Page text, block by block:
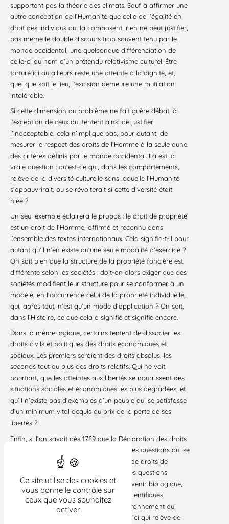
Ce site utilise des cookies et
vous donne le contrôle sur
ceux que vous souhaitez
activer
supportent pas la théorie des climats. Sauf à affirmer une
autre conception de l’Humanité que celle de l’égalité en
droit des individus qui la composent, rien ne peut justifier,
pas même le double discours trop souvent tenu par le
monde occidental, une quelconque différenciation de
celle-ci au nom d’un prétendu relativisme culturel. Être
torturé ici ou ailleurs reste une atteinte à la dignité, et,
quel que soit le lieu, l’excision demeure une mutilation
intolérable.
Si cette dimension du problème ne fait guère débat, à
l’exception de ceux qui tentent ainsi de justifier
l’inacceptable, cela n’implique pas, pour autant, de
mesurer le respect des droits de l’Homme à la seule aune
des critères définis par le monde occidental. Là est la
vraie question : qu’est-ce qui, dans les comportements,
relève de la diversité culturelle sans laquelle l’Humanité
s’appauvrirait, ou se révolterait si cette diversité était
niée ?
Un seul exemple éclairera le propos : le droit de propriété
est un droit de l’Homme, affirmé et reconnu dans
l’ensemble des textes internationaux. Cela signifie-t-il pour
autant qu’il n’en existe qu’une seule modalité d’exercice ?
On sait bien que la structure de la propriété foncière est
différente selon les sociétés : doit-on alors exiger que des
sociétés modifient leur structure pour se conformer à un
modèle, en l’occurrence celui de la propriété individuelle,
qui, après tout, n’est qu’un mode d’application ? On sait,
dans l’Histoire, ce que cela a signifié et signifie encore.
Dans la même logique, certains tentent de dissocier les
droits civils et politiques des droits économiques et
sociaux. Les premiers seraient des droits absolus, les
seconds tout au plus des droits relatifs. Qui ne voit,
pourtant, que les atteintes aux libertés se nourrissent des
situations sociales et économiques les plus dégradées, et
qu’il n’existe pas d’exemples d’un peuple qui se satisfasse
d’un minimum vital acquis au prix de la perte de ses
libertés ?
Enfin, si l’on savait dès 1789 que la Déclaration des droits
de l’Homme n’était qu’un premier pas, les questions qui se
posent aujourd’hui montrent qu’il n’est de droits de
l’Homme qu’en perpétuelle évolution. Les questions
posées à l’Humanité par son propre devenir biologique,
l’usage qu’elle va faire de techniques scientifiques
nouvelles, la prise en compte d’un environnement qui
assure sa vie et son développement, voici qui relève de